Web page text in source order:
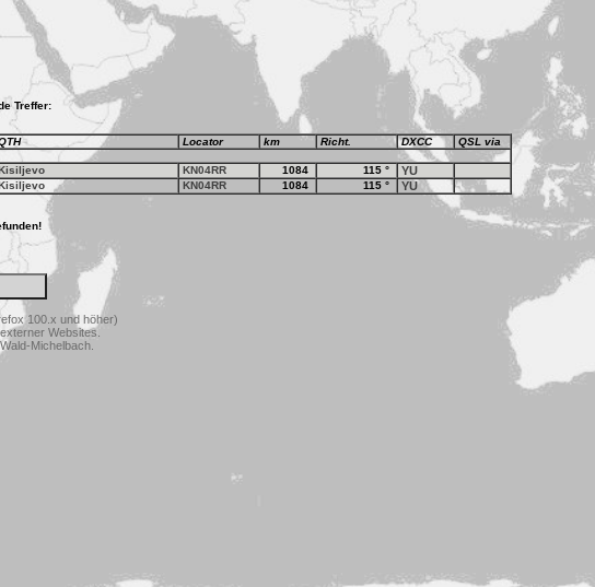
Treffer:
Locator km Richt. DXCC QSL via
KN04RR 1084 115 ° YU
KN04RR 1084 115 ° YU
100.x und höher)
Websites.
Michelbach.